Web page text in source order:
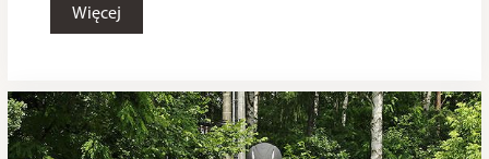
Więcej